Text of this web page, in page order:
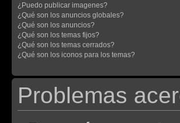
¿Puedo publicar imagenes?
¿Qué son los anuncios globales?
¿Qué son los anuncios?
¿Qué son los temas fijos?
¿Qué son los temas cerrados?
¿Qué son los iconos para los temas?
Problemas